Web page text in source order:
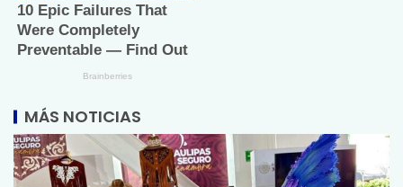
MÁS NOTICIAS